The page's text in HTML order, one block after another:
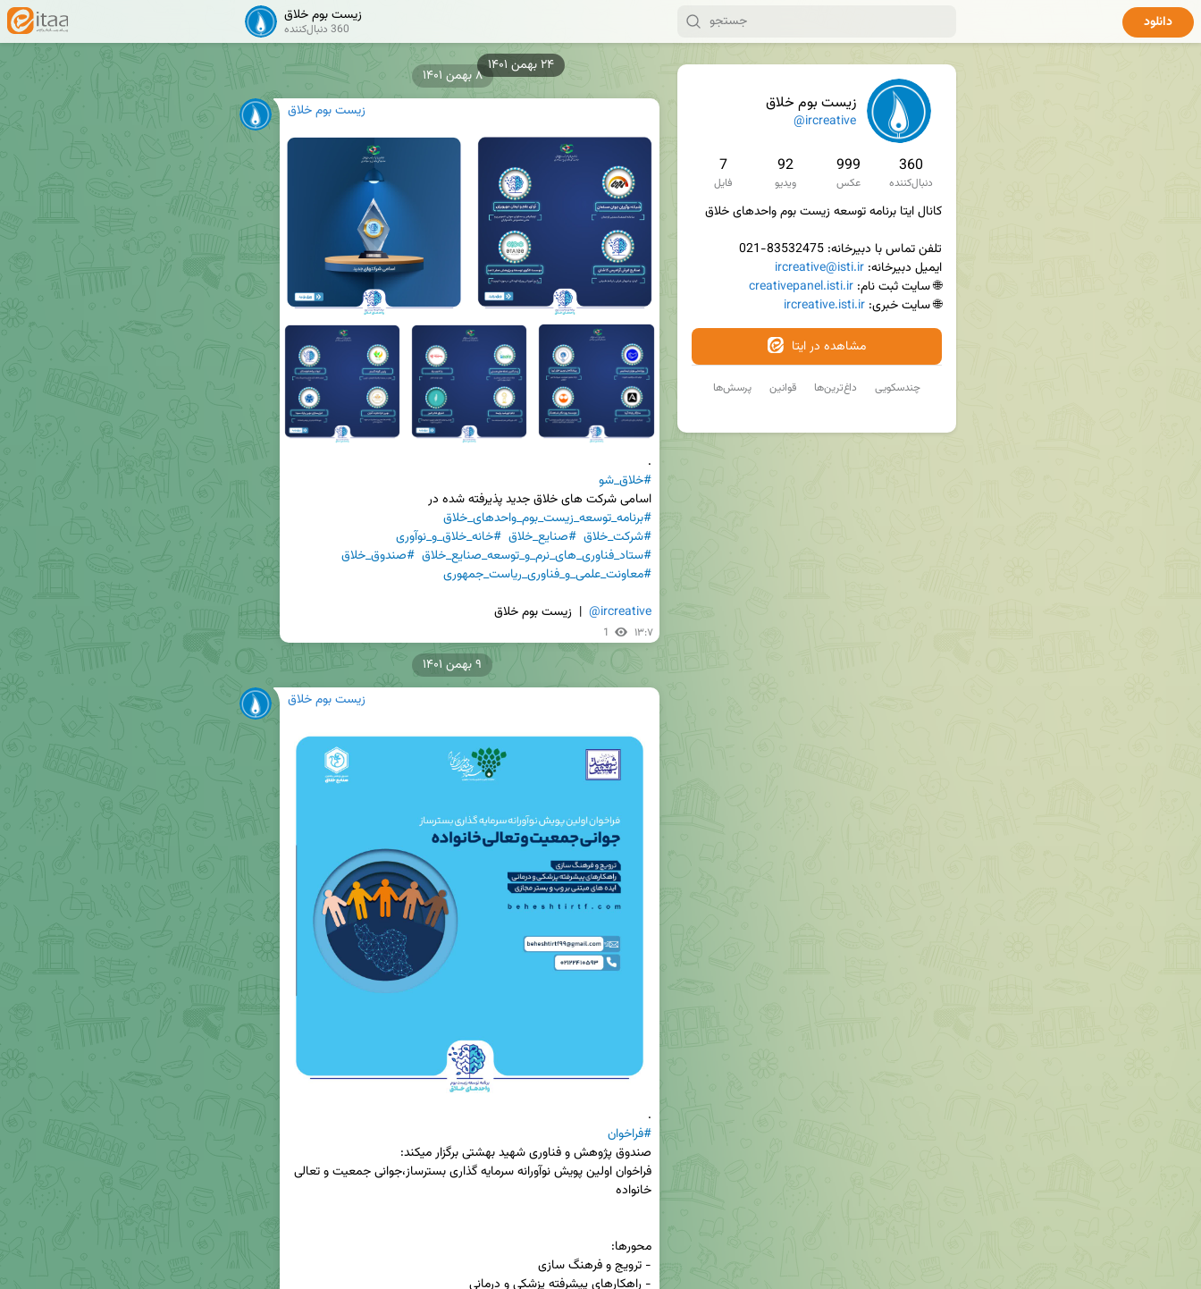
زیست بوم خلاق
@ircreative
360
دنبال‌کننده
999
عکس
92
ویدیو
7
فایل
ایمیل دبیرخانه: ircreative@isti.ir
🌐 سایت ثبت نام: creativepanel.isti.ir
🌐 سایت خبری: ircreative.isti.ir
مشاهده در ایتا
پرسش‌ها قوانین داغ‌ترین‌ها چندسکویی
زیست بوم خلاق
360 دنبال‌کننده دانلود
زیست بوم خلاق
.
#خلاق_شو
اسامی شرکت های خلاق جدید پذیرفته شده در
#برنامه_توسعه_زیست_بوم_واحدهای_خلاق
#شرکت_خلاق #صنایع_خلاق #خانه_خلاق_و_نوآوری
#ستاد_فناوری_های_نرم_و_توسعه_صنایع_خلاق #صندوق_خلاق
#معاونت_علمی_و_فناوری_ریاست_جمهوری
@ircreative
  |  زیست بوم خلاق
1 ۱۳:۷
۸ بهمن ۱۴۰۱
زیست بوم خلاق
.
#فراخوان
۹ بهمن ۱۴۰۱